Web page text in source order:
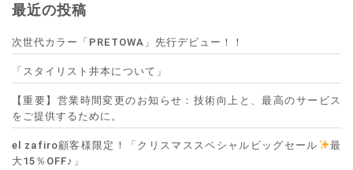
最近の投稿
次世代カラー「PRETOWA」先行デビュー！！
「スタイリスト井本について」
【重要】営業時間変更のお知らせ：技術向上と、最高のサービス
をご提供するために。
el zafiro顧客様限定！「クリスマススペシャルビッグセール
最
大15％OFF♪」